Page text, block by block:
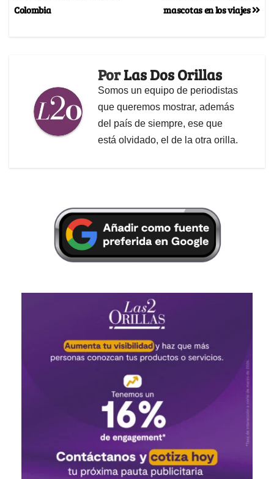
mascotas en los viajes
Colombia
PorLas Dos Orillas
Somos un equipo de periodistas
que queremos mostrar, además
del país de siempre, ese que
está olvidado, el de la otra orilla.